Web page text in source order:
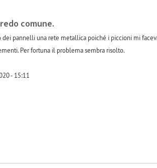
comune.
pannelli una rete metallica poiché i piccioni mi
Per fortuna il problema sembra risolto.
- 15:11